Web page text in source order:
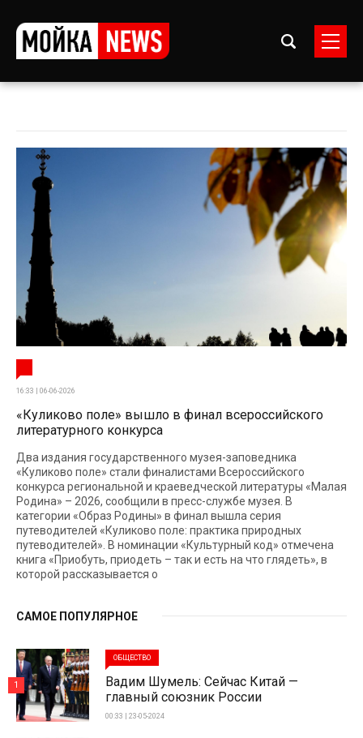
16:33 | 06-06-2026
«Куликово поле» вышло в финал всероссийского
литературного конкурса
Два издания государственного музея-заповедника
«Куликово поле» стали финалистами Всероссийского
конкурса региональной и краеведческой литературы «Малая
Родина» – 2026, сообщили в пресс-службе музея. В
категории «Образ Родины» в финал вышла серия
путеводителей «Куликово поле: практика природных
путеводителей». В номинации «Культурный код» отмечена
книга «Приобуть, приодеть – так и есть на что глядеть», в
которой рассказывается о
САМОЕ ПОПУЛЯРНОЕ
ОБЩЕСТВО
Вадим Шумель: Сейчас Китай —
главный союзник России
00:33 | 23-05-2024
1